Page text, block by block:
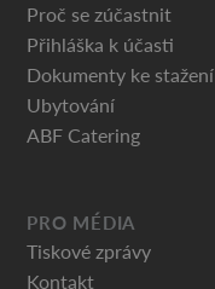
Proč se zúčastnit
Přihláška k účasti
Dokumenty ke stažení
Ubytování
ABF Catering
PRO MÉDIA
Tiskové zprávy
Kontakt